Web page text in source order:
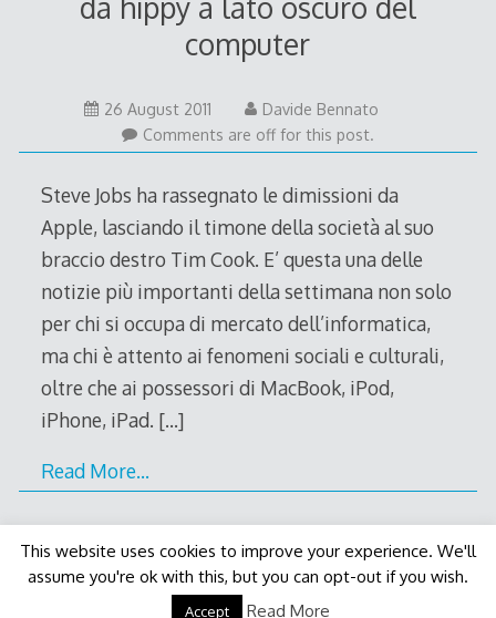
computer
26 August 201126
August
2011
Davide Bennato
Comments are off for this post.
Steve Jobs ha rassegnato le dimissioni da
Apple, lasciando il timone della società al suo
braccio destro Tim Cook. E’ questa una delle
notizie più importanti della settimana non solo
per chi si occupa di mercato dell’informatica,
ma chi è attento ai fenomeni sociali e culturali,
oltre che ai possessori di MacBook, iPod,
iPhone, iPad. […]
Read More…
Decode Themeby Macho Themes
This website uses cookies to improve your experience. We'll
assume you're ok with this, but you can opt-out if you wish.
Accept Read More